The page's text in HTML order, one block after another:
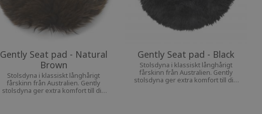
Gently Seat pad - Natural
Brown
Stolsdyna i klassiskt långhårigt
fårskinn från Australien. Gently
stolsdyna ger extra komfort till din
Gently Seat pad - Black
Stolsdyna i klassiskt långhårigt
fårskinn från Australien. Gently
stolsdyna ger extra komfort till din